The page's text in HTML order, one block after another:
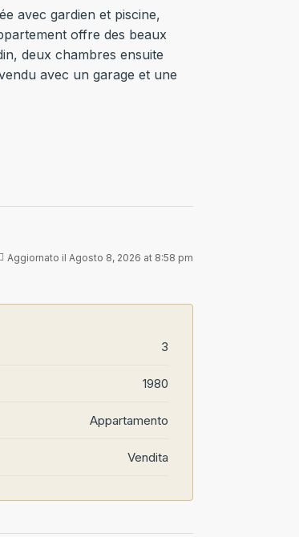
avec gardien et piscine,
offre des beaux
deux chambres ensuite
avec un garage et une
Aggiornato il Agosto 8, 2026 at 8:58 pm
3
1980
Appartamento
Vendita